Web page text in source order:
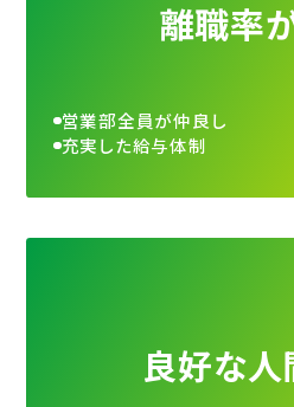
離職率
営業部全員が仲良し
充実した給与体制
良好な